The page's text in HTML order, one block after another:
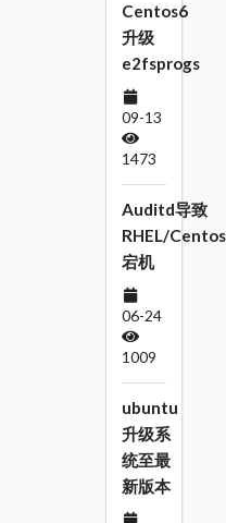
Centos6
升级
e2fsprogs
09-13
1473
Auditd导致
RHEL/Centos
宕机
06-24
1009
ubuntu
升级系
统至最
新版本